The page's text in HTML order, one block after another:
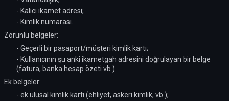
- Kalıcı ikamet adresi;
- Kimlik numarası.
Zorunlu belgeler:
- Geçerli bir pasaport/müşteri kimlik kartı;
- Kullanıcının şu anki ikametgah adresini doğrulayan bir belge
(fatura, banka hesap özeti vb.)
Ek belgeler:
- ek ulusal kimlik kartı (ehliyet, askeri kimlik, vb.);